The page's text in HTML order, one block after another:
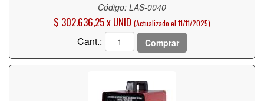
Código: LAS-0040
$ 302.636,25 x UNID (Actualizado el 11/11/2025)
Cant.: Comprar